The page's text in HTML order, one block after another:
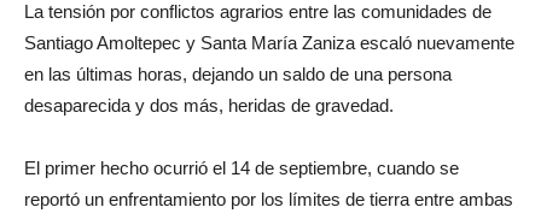
La tensión por conflictos agrarios entre las comunidades de
Santiago Amoltepec y Santa María Zaniza escaló nuevamente
en las últimas horas, dejando un saldo de una persona
desaparecida y dos más, heridas de gravedad.
El primer hecho ocurrió el 14 de septiembre, cuando se
reportó un enfrentamiento por los límites de tierra entre ambas